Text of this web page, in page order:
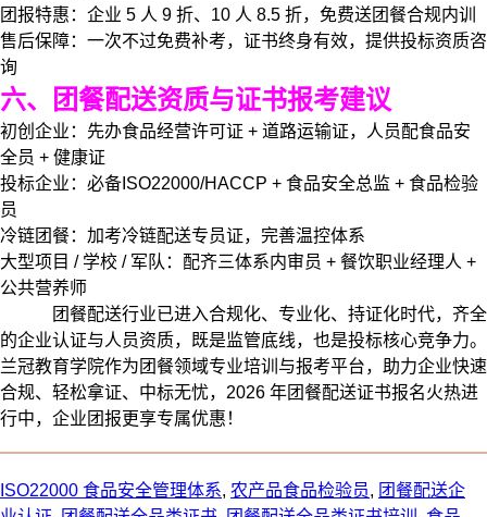
团报特惠：企业 5 人 9 折、10 人 8.5 折，免费送团餐合规内训
售后保障：一次不过免费补考，证书终身有效，提供投标资质咨
询
六、团餐配送资质与证书报考建议
初创企业：先办食品经营许可证 + 道路运输证，人员配食品安
全员 + 健康证
投标企业：必备ISO22000/HACCP + 食品安全总监 + 食品检验
员
冷链团餐：加考冷链配送专员证，完善温控体系
大型项目 / 学校 / 军队：配齐三体系内审员 + 餐饮职业经理人 +
公共营养师
团餐配送行业已进入合规化、专业化、持证化时代，齐全
的企业认证与人员资质，既是监管底线，也是投标核心竞争力。
兰冠教育学院作为团餐领域专业培训与报考平台，助力企业快速
合规、轻松拿证、中标无忧，2026 年团餐配送证书报名火热进
行中，企业团报更享专属优惠！
ISO22000 食品安全管理体系, 农产品食品检验员, 团餐配送企